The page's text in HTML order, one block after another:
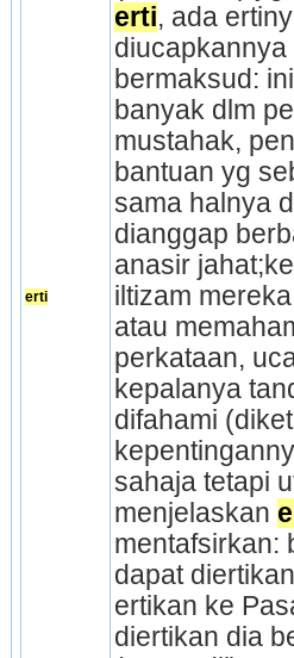
erti
erti, ada
bermaksud:
banyak dlm
mustahak,
bantuan yg
sama halnya
dianggap
anasir
iltizam
atau
perkataan,
kepalanya
difahami
sahaja tetapi
menjelaskan
mentafsirkan:
dapat
ertikan ke
diertikan dia